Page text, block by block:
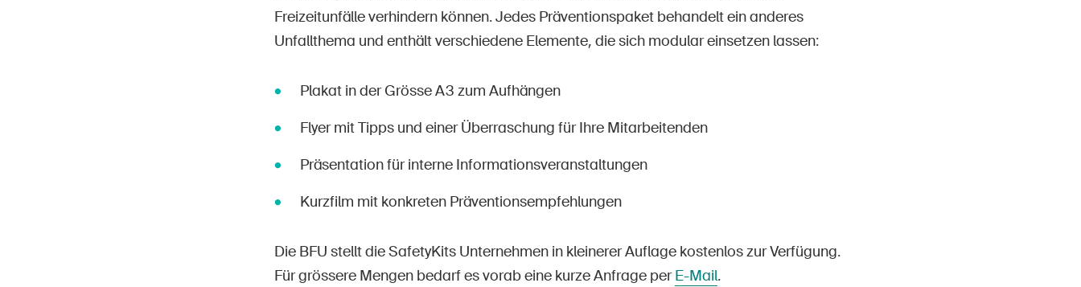
Freizeitunfälle verhindern können. Jedes Präventionspaket behandelt ein anderes
Unfallthema und enthält verschiedene Elemente, die sich modular einsetzen lassen:
Plakat in der Grösse A3 zum Aufhängen
Flyer mit Tipps und einer Überraschung für Ihre Mitarbeitenden
Präsentation für interne Informationsveranstaltungen
Kurzfilm mit konkreten Präventionsempfehlungen
Die BFU stellt die SafetyKits Unternehmen in kleinerer Auflage kostenlos zur Verfügung.
Für grössere Mengen bedarf es vorab eine kurze Anfrage perE-Mail.